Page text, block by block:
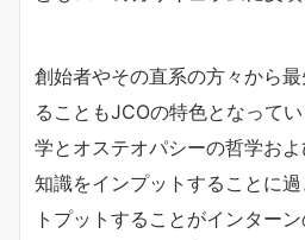
創始者やその直系の方々から
ることもJCOの特色となって
学とオステオパシーの哲学およ
知識をインプットすることに
トプットすることがインターン